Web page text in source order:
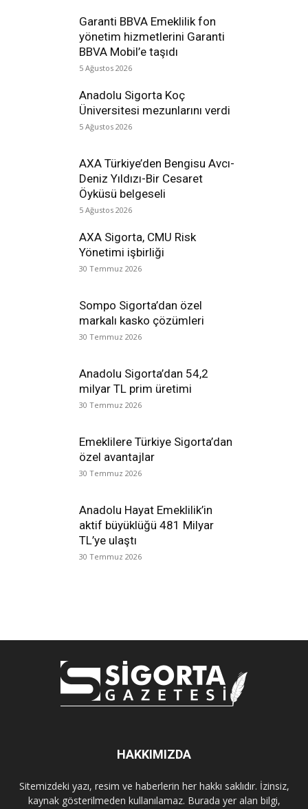
Garanti BBVA Emeklilik fon
yönetim hizmetlerini Garanti
BBVA Mobil’e taşıdı
5 Ağustos 2026
Anadolu Sigorta Koç
Üniversitesi mezunlarını verdi
5 Ağustos 2026
AXA Türkiye’den Bengisu Avcı-
Deniz Yıldızı-Bir Cesaret
Öyküsü belgeseli
5 Ağustos 2026
AXA Sigorta, CMU Risk
Yönetimi işbirliği
30 Temmuz 2026
Sompo Sigorta’dan özel
markalı kasko çözümleri
30 Temmuz 2026
Anadolu Sigorta’dan 54,2
milyar TL prim üretimi
30 Temmuz 2026
Emeklilere Türkiye Sigorta’dan
özel avantajlar
30 Temmuz 2026
Anadolu Hayat Emeklilik’in
aktif büyüklüğü 481 Milyar
TL’ye ulaştı
30 Temmuz 2026
HAKKIMIZDA
Sitemizdeki yazı, resim ve haberlerin her hakkı saklıdır. İzinsiz,
kaynak gösterilmeden kullanılamaz. Burada yer alan bilgi,